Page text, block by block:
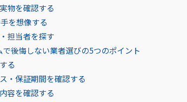
物を確認する
を想像する
担当者を探す
後悔しない業者選びの5つのポイント
る
・保証期間を確認する
容を確認する